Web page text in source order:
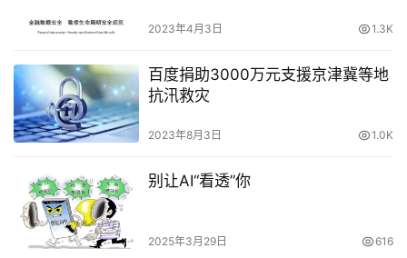
2023年4月3日 1.3K
百度捐助3000万元支援京津冀等地
抗汛救灾
2023年8月3日 1.0K
别让AI“看透”你
2025年3月29日 616